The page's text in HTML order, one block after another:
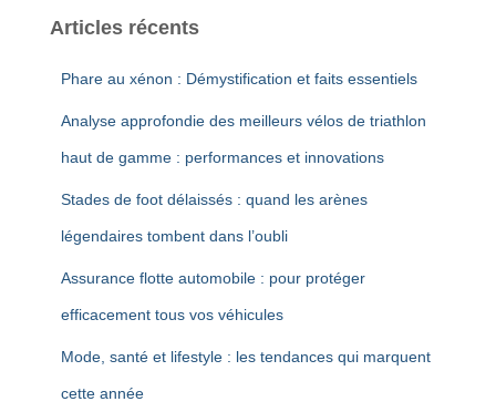
e
Articles récents
Phare au xénon : Démystification et faits essentiels
Analyse approfondie des meilleurs vélos de triathlon
haut de gamme : performances et innovations
Stades de foot délaissés : quand les arènes
légendaires tombent dans l’oubli
Assurance flotte automobile : pour protéger
efficacement tous vos véhicules
Mode, santé et lifestyle : les tendances qui marquent
cette année